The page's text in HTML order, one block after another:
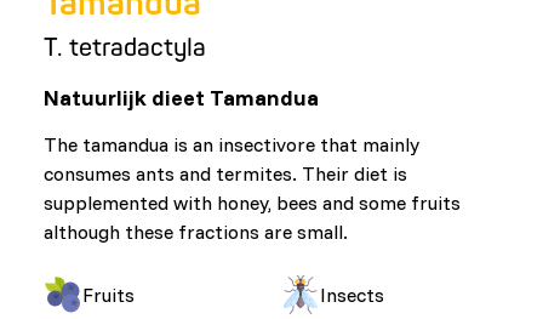
T. tetradactyla
Natuurlijk dieet Tamandua
The tamandua is an insectivore that mainly
consumes ants and termites. Their diet is
supplemented with honey, bees and some fruits
although these fractions are small.
Fruits Insects